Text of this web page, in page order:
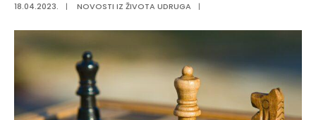
18.04.2023. | NOVOSTI IZ ŽIVOTA UDRUGA |